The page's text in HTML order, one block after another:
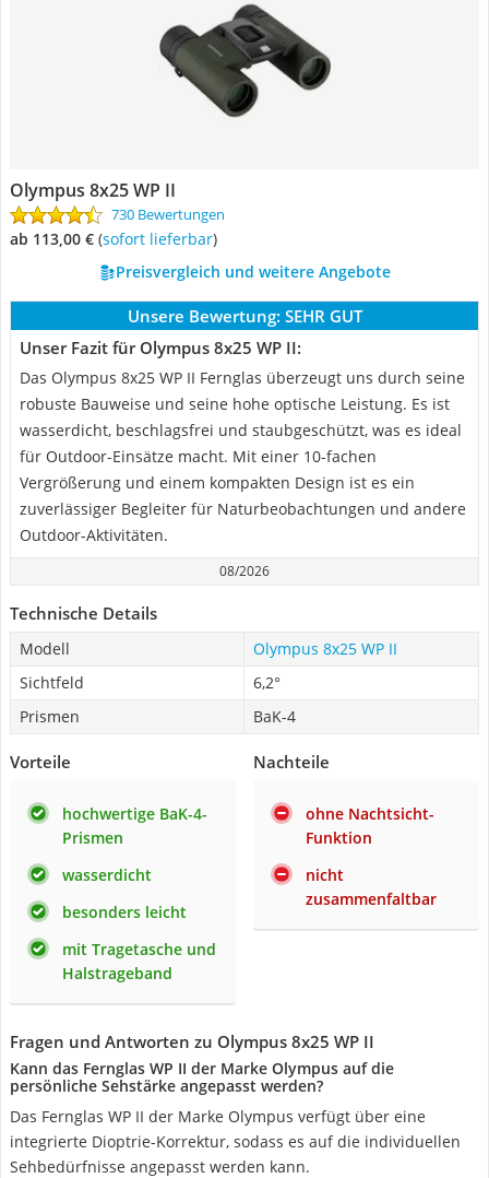
Olympus 8x25 WP II
730 Bewertungen
ab 113,00 € ( Sofort lieferbar)
Preisvergleich und weitere Angebote
Unsere Bewertung: SEHR GUT
Unser Fazit für Olympus 8x25 WP II:
Das Olympus 8x25 WP II Fernglas überzeugt uns durch seine
robuste Bauweise und seine hohe optische Leistung. Es ist
wasserdicht, beschlagsfrei und staubgeschützt, was es ideal
für Outdoor-Einsätze macht. Mit einer 10-fachen
Vergrößerung und einem kompakten Design ist es ein
zuverlässiger Begleiter für Naturbeobachtungen und andere
Outdoor-Aktivitäten.
08/2026
Technische Details
Modell
Olympus 8x25 WP II
Sichtfeld
6,2°
Prismen
BaK-4
Vorteile
hochwertige BaK-4-
Prismen
wasserdicht
besonders leicht
mit Tragetasche und
Halstrageband
Nachteile
ohne Nachtsicht-
Funktion
nicht
zusammenfaltbar
Fragen und Antworten zu Olympus 8x25 WP II
Kann das Fernglas WP II der Marke Olympus auf die
persönliche Sehstärke angepasst werden?
Das Fernglas WP II der Marke Olympus verfügt über eine
integrierte Dioptrie-Korrektur, sodass es auf die individuellen
Sehbedürfnisse angepasst werden kann.